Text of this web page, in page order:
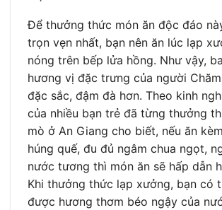
Để thưởng thức món ăn độc đáo
trọn vẹn nhất, bạn nên ăn lúc lạp
nóng trên bếp lửa hồng. Như vậy,
hương vị đặc trưng của người
đặc sắc, đậm đà hơn. Theo kinh
của nhiều bạn trẻ đã từng thưởng
mò ở An Giang cho biết, nếu ăn
húng quế, đu đủ ngâm chua ngọt,
nước tương thì món ăn sẽ hấp dẫn
Khi thưởng thức lạp xưởng, bạn có
được hương thơm béo ngậy của